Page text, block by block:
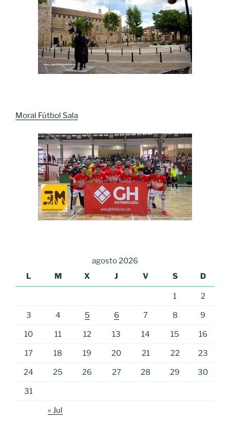
Moral Fútbol Sala
agosto 2026
L
M X J V S D
1 2
3 4 5 6 7 8 9
10 11 12 13 14 15 16
17 18 19 20 21 22 23
24 25 26 27 28 29 30
31
« Jul